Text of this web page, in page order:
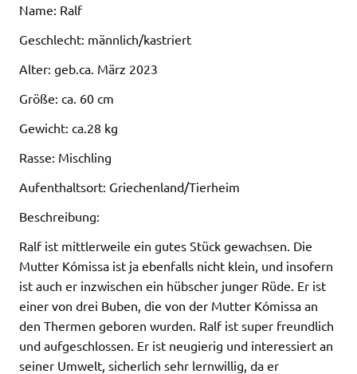
Name: Ralf
Geschlecht: männlich/kastriert
Alter: geb.ca. März 2023
Größe: ca. 60 cm
Gewicht: ca.28 kg
Rasse: Mischling
Aufenthaltsort: Griechenland/Tierheim
Beschreibung:
Ralf ist mittlerweile ein gutes Stück gewachsen. Die
Mutter Kómissa ist ja ebenfalls nicht klein, und insofern
ist auch er inzwischen ein hübscher junger Rüde. Er ist
einer von drei Buben, die von der Mutter Kómissa an
den Thermen geboren wurden. Ralf ist super freundlich
und aufgeschlossen. Er ist neugierig und interessiert an
seiner Umwelt, sicherlich sehr lernwillig, da er